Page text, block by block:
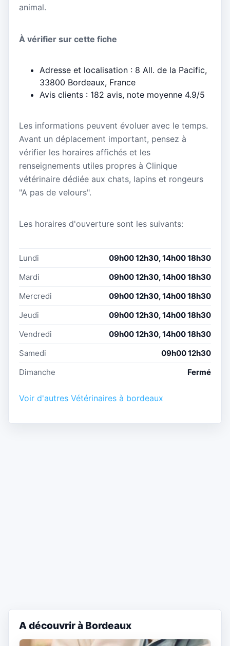
animal.
À vérifier sur cette fiche
Adresse et localisation : 8 All. de la Pacific,
33800 Bordeaux, France
Avis clients : 182 avis, note moyenne 4.9/5
Les informations peuvent évoluer avec le temps.
Avant un déplacement important, pensez à
vérifier les horaires affichés et les
renseignements utiles propres à Clinique
vétérinaire dédiée aux chats, lapins et rongeurs
"A pas de velours".
Les horaires d'ouverture sont les suivants:
Lundi
09h00 12h30, 14h00 18h30
Mardi
09h00 12h30, 14h00 18h30
Mercredi
09h00 12h30, 14h00 18h30
Jeudi
09h00 12h30, 14h00 18h30
Vendredi
09h00 12h30, 14h00 18h30
Samedi
09h00 12h30
Dimanche
Fermé
Voir d'autres Vétérinaires à bordeaux
A découvrir à Bordeaux